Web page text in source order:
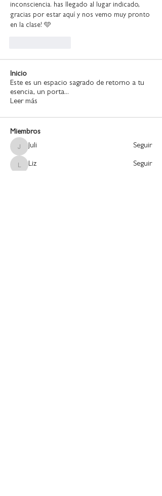
inconsciencia. has llegado al lugar indicado,
gracias por estar aquí y nos vemo muy pronto
en la clase! 🩵
Inicio
Este es un espacio sagrado de retorno a tu
esencia, un porta...
Leer más
Miembros
Juli
Juli Seguir
Liz
Liz Seguir